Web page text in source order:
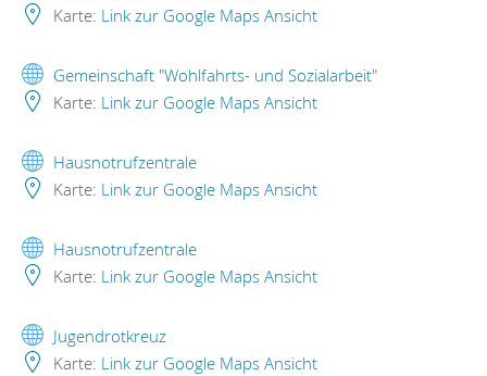
Karte: Link zur Google Maps Ansicht
Gemeinschaft "Wohlfahrts- und Sozialarbeit"
Karte: Link zur Google Maps Ansicht
Hausnotrufzentrale
Karte: Link zur Google Maps Ansicht
Hausnotrufzentrale
Karte: Link zur Google Maps Ansicht
Jugendrotkreuz
Karte: Link zur Google Maps Ansicht